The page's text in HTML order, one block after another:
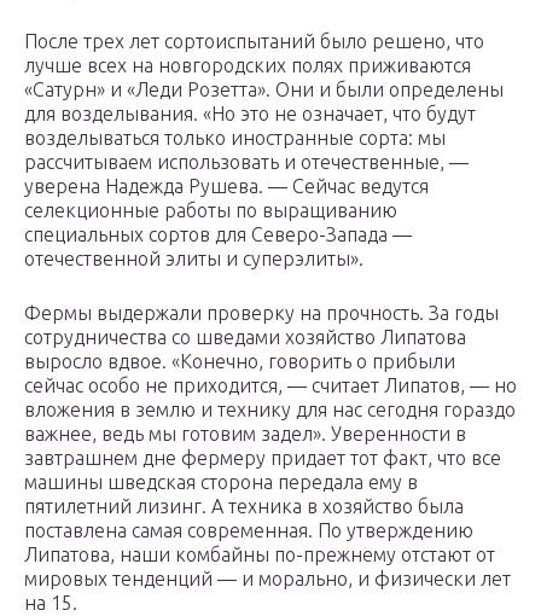
После трех лет сортоиспытаний было решено, что
лучше всех на новгородских полях приживаются
«Сатурн» и «Леди Розетта». Они и были определены
для возделывания. «Но это не означает, что будут
возделываться только иностранные сорта: мы
рассчитываем использовать и отечественные, —
уверена Надежда Рушева. — Сейчас ведутся
селекционные работы по выращиванию
специальных сортов для Северо-Запада —
отечественной элиты и суперэлиты».
Фермы выдержали проверку на прочность. За годы
сотрудничества со шведами хозяйство Липатова
выросло вдвое. «Конечно, говорить о прибыли
сейчас особо не приходится, — считает Липатов, — но
вложения в землю и технику для нас сегодня гораздо
важнее, ведь мы готовим задел». Уверенности в
завтрашнем дне фермеру придает тот факт, что все
машины шведская сторона передала ему в
пятилетний лизинг. А техника в хозяйство была
поставлена самая современная. По утверждению
Липатова, наши комбайны по-прежнему отстают от
мировых тенденций — и морально, и физически лет
на 15.